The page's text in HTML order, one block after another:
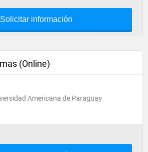
Solicitar información
(Online)
Americana de Paraguay